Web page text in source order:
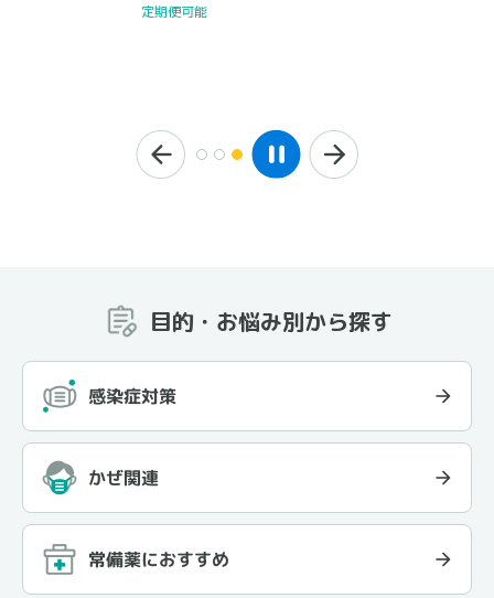
定期便可能
目的・お悩み別から探す
感染症対策
かぜ関連
常備薬におすすめ